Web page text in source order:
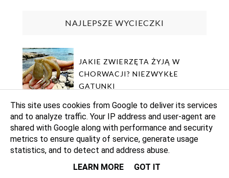
NAJLEPSZE WYCIECZKI
JAKIE ZWIERZĘTA ŻYJĄ W
CHORWACJI? NIEZWYKŁE
GATUNKI
GDZIE SĄ NAJLEPSZE KNEDLIKI
W PRADZE? TE KNAJPY NIE
ZAWIODĄ
This site uses cookies from Google to deliver its services
and to analyze traffic. Your IP address and user-agent are
shared with Google along with performance and security
metrics to ensure quality of service, generate usage
statistics, and to detect and address abuse.
LEARN MORE
GOT IT